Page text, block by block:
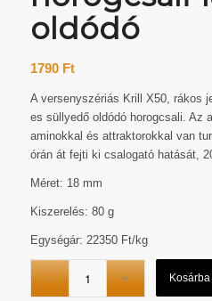
oldódó
1790 Ft
A versenyszériás Krill X50, rákos
es süllyedő oldódó horogcsali. Az
aminokkal és attraktorokkal van
órán át fejti ki csalogató hatását,
Méret: 18 mm
Kiszerelés: 80 g
Egységár: 22350 Ft/kg